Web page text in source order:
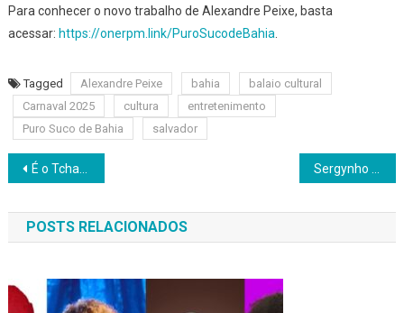
Para conhecer o novo trabalho de Alexandre Peixe, basta
acessar: https://onerpm.link/PuroSucodeBahia.
Tagged Alexandre Peixe bahia
balaio cultural
Carnaval 2025
cultura
entretenimento
Puro Suco de Bahia
salvador
Navegação
de
Post
É o Tchan lança clipe de “Jogadinha” Sergynho Pimenta volta ao Carnaval de Salvador e faz maratona pelo nordeste
POSTS RELACIONADOS